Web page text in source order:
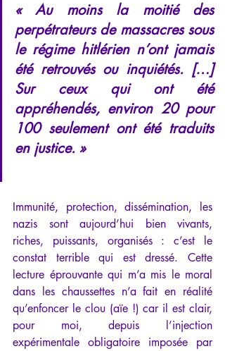
« Au moins la moitié des
perpétrateurs de massacres sous
le régime hitlérien n’ont jamais
été retrouvés ou inquiétés. […]
Sur ceux qui ont été
appréhendés, environ 20 pour
100 seulement ont été traduits
en justice. »
Immunité, protection, dissémination, les
nazis sont aujourd’hui bien vivants,
riches, puissants, organisés : c’est le
constat terrible qui est dressé. Cette
lecture éprouvante qui m’a mis le moral
dans les chaussettes n’a fait en réalité
qu’enfoncer le clou (aïe !) car il est clair,
pour moi, depuis l’injection
expérimentale obligatoire imposée par